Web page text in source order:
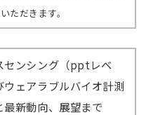
ただきます。
センシング（pptレベ
ウェアラブルバイオ計測
最新動向、展望まで